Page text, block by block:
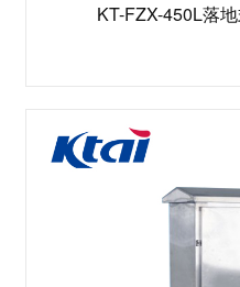
KT-FZX-450L落